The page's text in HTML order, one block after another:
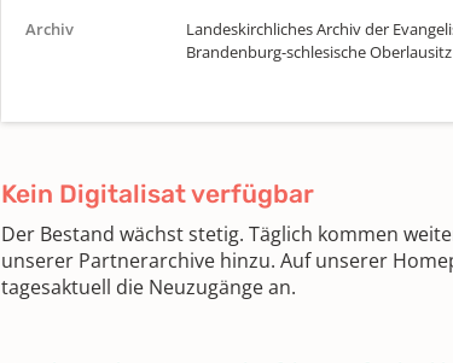
Archiv
Landeskirchliches Archiv der
Brandenburg-schlesische Oberlausitz
Kein Digitalisat verfügbar
Der Bestand wächst stetig. Täglich kommen
unserer Partnerarchive hinzu. Auf unserer
tagesaktuell die Neuzugänge an.